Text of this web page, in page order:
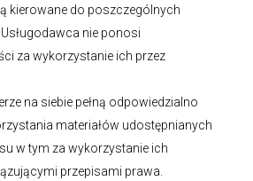
kierowane do poszczególnych
nie ponosi
za wykorzystanie ich przez
na siebie pełną odpowiedzialno
materiałów udostępnianych
w tym za wykorzystanie ich
przepisami prawa.